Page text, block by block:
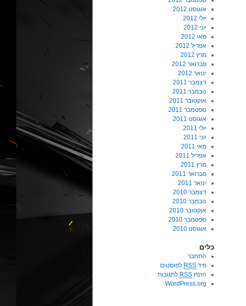
אוגוסט 2012
יולי 2012
יוני 2012
מאי 2012
אפריל 2012
מרץ 2012
פברואר 2012
ינואר 2012
דצמבר 2011
נובמבר 2011
אוקטובר 2011
ספטמבר 2011
אוגוסט 2011
יולי 2011
יוני 2011
מאי 2011
אפריל 2011
מרץ 2011
פברואר 2011
ינואר 2011
דצמבר 2010
נובמבר 2010
אוקטובר 2010
ספטמבר 2010
אוגוסט 2010
כלים
התחבר
פיד RSS לפוסטים
הזנת RSS לתגובות
WordPress.org